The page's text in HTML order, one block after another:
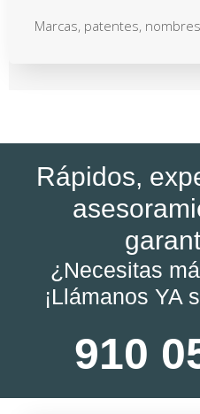
Marcas, patentes,
Rápidos,
¿Necesitas
¡Llámanos YA
910